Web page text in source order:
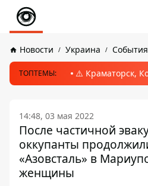
Новости Украина События
ТОПТЕМЫ: ⚠️ Краматорск,
14:48, 03 мая 2022
После частичной
оккупанты
«Азовсталь» в
женщины